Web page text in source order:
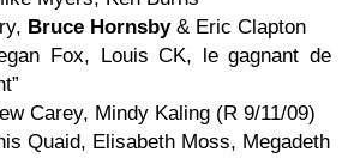
Bruce Hornsby& Eric Clapton
Fox, Louis CK, le gagnant de
Carey, Mindy Kaling (R 9/11/09)
Quaid, Elisabeth Moss, Megadeth